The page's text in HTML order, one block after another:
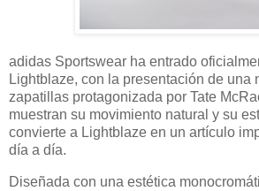
adidas Sportswear ha entrado
Lightblaze, con la presentación de una
zapatillas protagonizada por Tate
muestran su movimiento natural y su
convierte a Lightblaze en un artículo
día a día.
Diseñada con una estética